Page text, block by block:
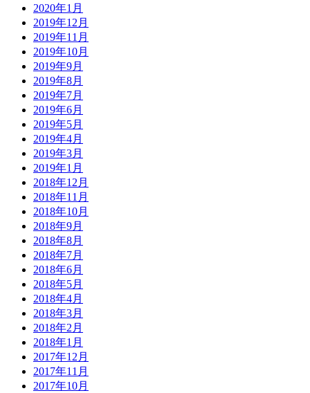
2020年1月
2019年12月
2019年11月
2019年10月
2019年9月
2019年8月
2019年7月
2019年6月
2019年5月
2019年4月
2019年3月
2019年1月
2018年12月
2018年11月
2018年10月
2018年9月
2018年8月
2018年7月
2018年6月
2018年5月
2018年4月
2018年3月
2018年2月
2018年1月
2017年12月
2017年11月
2017年10月